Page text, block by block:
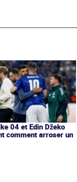
04 et Edin Džeko
comment arroser un